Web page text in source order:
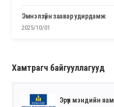
эмнэлзүйн заавар удирдамж
2025/10/01
Хамтрагч байгууллагууд
Эрүүл мэндийн яам